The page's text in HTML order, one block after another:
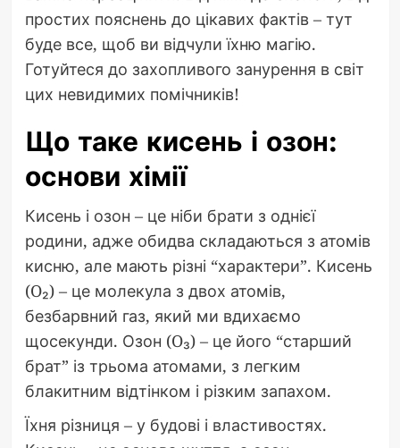
простих пояснень до цікавих фактів – тут
буде все, щоб ви відчули їхню магію.
Готуйтеся до захопливого занурення в світ
цих невидимих помічників!
Що таке кисень і озон:
основи хімії
Кисень і озон – це ніби брати з однієї
родини, адже обидва складаються з атомів
кисню, але мають різні “характери”. Кисень
(O₂) – це молекула з двох атомів,
безбарвний газ, який ми вдихаємо
щосекунди. Озон (O₃) – це його “старший
брат” із трьома атомами, з легким
блакитним відтінком і різким запахом.
Їхня різниця – у будові і властивостях.